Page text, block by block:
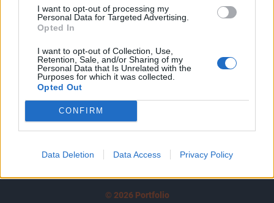
I want to opt-out of processing my
Personal Data for Targeted Advertising.
Opted In
I want to opt-out of Collection, Use,
Retention, Sale, and/or Sharing of my
Personal Data that Is Unrelated with the
Purposes for which it was collected.
Opted Out
CONFIRM
Data Deletion Data Access Privacy Policy
Kötéslisták: BÉT elmúlt 2 év napon belüli
kötéslistái
Előfizetés
MÁR ELŐFIZETŐNK VAGY?BEJELENTKEZÉS
© 2026 Portfolio